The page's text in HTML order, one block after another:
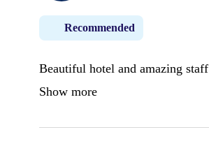
Recommended
Beautiful hotel and amazing staff
Show more